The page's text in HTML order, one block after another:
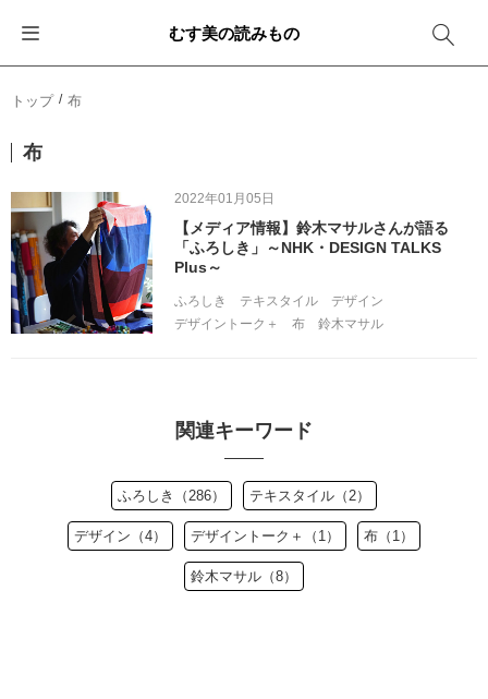
むす美の読みもの
トップ 布
布
2022年01月05日
【メディア情報】鈴木マサルさんが語る
「ふろしき」～NHK・DESIGN TALKS
Plus～
ふろしき テキスタイル
デザイン
デザイントーク＋
布 鈴木マサル
関連キーワード
ふろしき（286） テキスタイル（2）
デザイン（4） デザイントーク＋（1） 布（1）
鈴木マサル（8）
イベント・キャンペーン
新商品
メディア情報
その他
エコバッグ
おしゃれコーデバッグ
収納にもなるバッグ
箱を包む
お酒を包む
一番人気「花包み」
簡単「バッグアレンジ」
ファッション
インテリア
アウトドア
雨の日
卒業・入学
退職・異動
結婚
出産